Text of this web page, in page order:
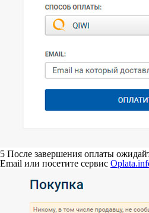
5 После завершения оплаты
Email или посетите сервис